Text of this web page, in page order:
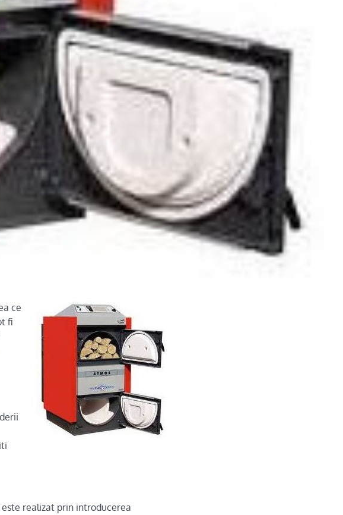
ce
fi
realizat prin introducerea